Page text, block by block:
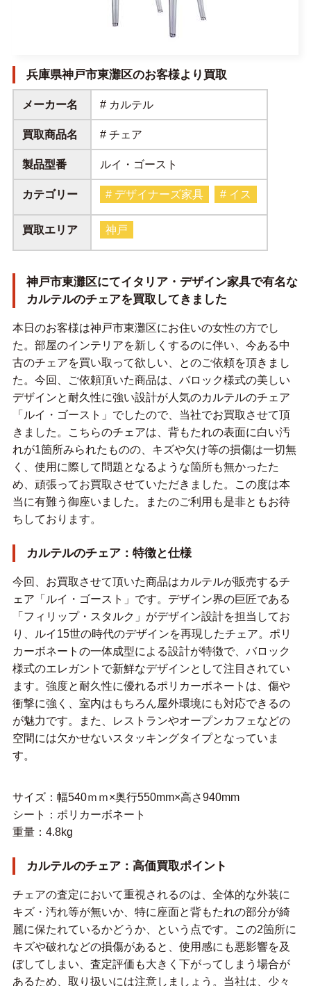
兵庫県神戸市東灘区のお客様より買取
メーカー名 # カルテル
買取商品名 # チェア
製品型番 ルイ・ゴースト
カテゴリー # デザイナーズ家具 # イス
買取エリア 神戸
神戸市東灘区にてイタリア・デザイン家具で有名な
カルテルのチェアを買取してきました
本日のお客様は神戸市東灘区にお住いの女性の方でし
た。部屋のインテリアを新しくするのに伴い、今ある中
古のチェアを買い取って欲しい、とのご依頼を頂きまし
た。今回、ご依頼頂いた商品は、バロック様式の美しい
デザインと耐久性に強い設計が人気のカルテルのチェア
「ルイ・ゴースト」でしたので、当社でお買取させて頂
きました。こちらのチェアは、背もたれの表面に白い汚
れが1箇所みられたものの、キズや欠け等の損傷は一切無
く、使用に際して問題となるような箇所も無かったた
め、頑張ってお買取させていただきました。この度は本
当に有難う御座いました。またのご利用も是非ともお待
ちしております。
カルテルのチェア：特徴と仕様
今回、お買取させて頂いた商品はカルテルが販売するチ
ェア「ルイ・ゴースト」です。デザイン界の巨匠である
「フィリップ・スタルク」がデザイン設計を担当してお
り、ルイ15世の時代のデザインを再現したチェア。ポリ
カーボネートの一体成型による設計が特徴で、バロック
様式のエレガントで新鮮なデザインとして注目されてい
ます。強度と耐久性に優れるポリカーボネートは、傷や
衝撃に強く、室内はもちろん屋外環境にも対応できるの
が魅力です。また、レストランやオープンカフェなどの
空間には欠かせないスタッキングタイプとなっていま
す。
サイズ：幅540ｍｍ×奥行550mm×高さ940mm
シート：ポリカーボネート
重量：4.8kg
カルテルのチェア：高価買取ポイント
チェアの査定において重視されるのは、全体的な外装に
キズ・汚れ等が無いか、特に座面と背もたれの部分が綺
麗に保たれているかどうか、という点です。この2箇所に
キズや破れなどの損傷があると、使用感にも悪影響を及
ぼしてしまい、査定評価も大きく下がってしまう場合が
あるため、取り扱いには注意しましょう。当社は、少々